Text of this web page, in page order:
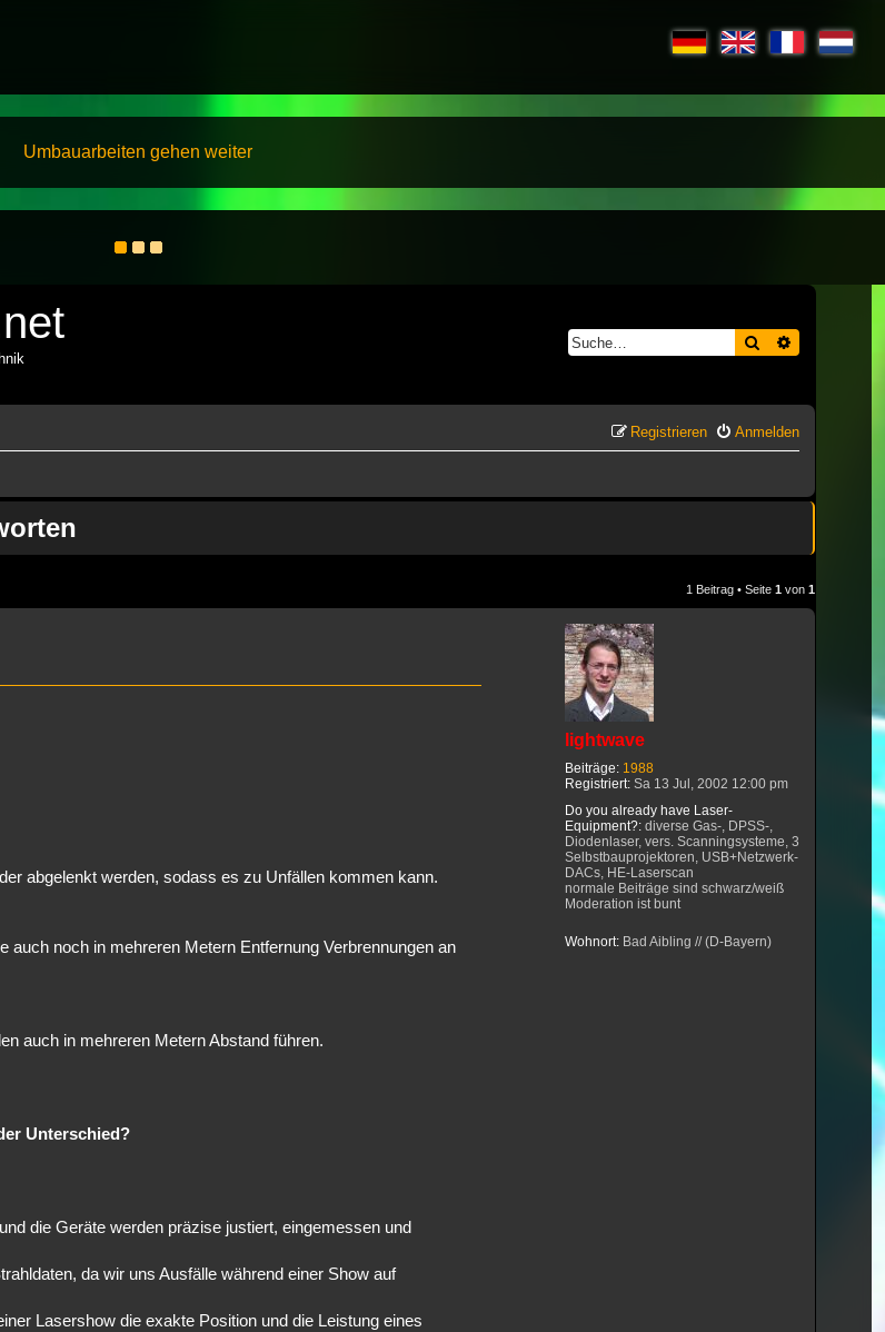
Umbauarbeiten gehen weiter
Suche
Anmelden
Registrieren
1 Beitrag • Seite 1 von 1
lightwave
Beiträge: 1988
Registriert: Sa 13 Jul, 2002 12:00 pm
Do you already have Laser-
Equipment?: diverse Gas-, DPSS-,
Diodenlaser, vers. Scanningsysteme, 3
Selbstbauprojektoren, USB+Netzwerk-
DACs, HE-Laserscan
normale Beiträge sind schwarz/weiß
Moderation ist bunt
Wohnort: Bad Aibling // (D-Bayern)
abgelenkt werden, sodass es zu Unfällen kommen kann.
noch in mehreren Metern Entfernung Verbrennungen an
auch in mehreren Metern Abstand führen.
Unterschied?
die Geräte werden präzise justiert, eingemessen und
da wir uns Ausfälle während einer Show auf
Lasershow die exakte Position und die Leistung eines